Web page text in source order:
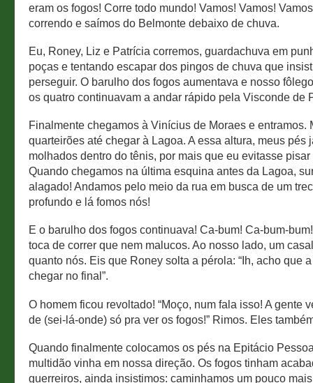
eram os fogos! Corre todo mundo! Vamos! Vamos!
correndo e saímos do Belmonte debaixo de chuva.
Eu, Roney, Liz e Patrícia corremos, guardachuva em
poças e tentando escapar dos pingos de chuva que
perseguir. O barulho dos fogos aumentava e nosso
os quatro continuavam a andar rápido pela Visconde de
Finalmente chegamos à Vinícius de Moraes e entramos.
quarteirões até chegar à Lagoa. A essa altura, meus pés
molhados dentro do tênis, por mais que eu evitasse
Quando chegamos na última esquina antes da Lagoa,
alagado! Andamos pelo meio da rua em busca de um
profundo e lá fomos nós!
E o barulho dos fogos continuava! Ca-bum! Ca-bum-
toca de correr que nem malucos. Ao nosso lado, um
quanto nós. Eis que Roney solta a pérola: “Ih, acho que
chegar no final”.
O homem ficou revoltado! “Moço, num fala isso! A gente
de (sei-lá-onde) só pra ver os fogos!” Rimos. Eles
Quando finalmente colocamos os pés na Epitácio
multidão vinha em nossa direção. Os fogos tinham
guerreiros, ainda insistimos: caminhamos um pouco